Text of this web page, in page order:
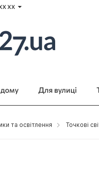
ХХ
дому Для вулиці
та освітлення Точкові